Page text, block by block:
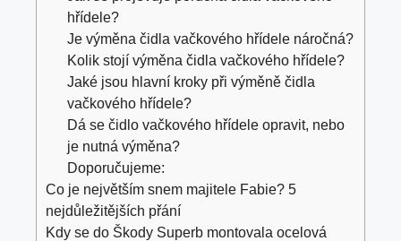
hřídele?
Je výměna čidla vačkového hřídele náročná?
Kolik stojí výměna čidla vačkového hřídele?
Jaké jsou hlavní kroky při výměně čidla
vačkového hřídele?
Dá se čidlo vačkového hřídele opravit, nebo
je nutná výměna?
Doporučujeme:
Co je největším snem majitele Fabie? 5
nejdůležitějších přání
Kdy se do Škody Superb montovala ocelová